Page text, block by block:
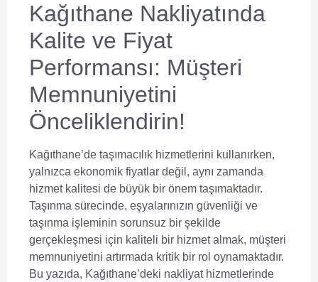
Kağıthane Nakliyatında
Kalite ve Fiyat
Performansı: Müşteri
Memnuniyetini
Önceliklendirin!
Kağıthane’de taşımacılık hizmetlerini kullanırken,
yalnızca ekonomik fiyatlar değil, aynı zamanda
hizmet kalitesi de büyük bir önem taşımaktadır.
Taşınma sürecinde, eşyalarınızın güvenliği ve
taşınma işleminin sorunsuz bir şekilde
gerçekleşmesi için kaliteli bir hizmet almak, müşteri
memnuniyetini artırmada kritik bir rol oynamaktadır.
Bu yazıda, Kağıthane’deki nakliyat hizmetlerinde